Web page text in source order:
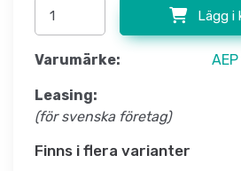
Lägg i
Varumärke: AEP
Leasing:
(för svenska företag)
Finns i flera varianter